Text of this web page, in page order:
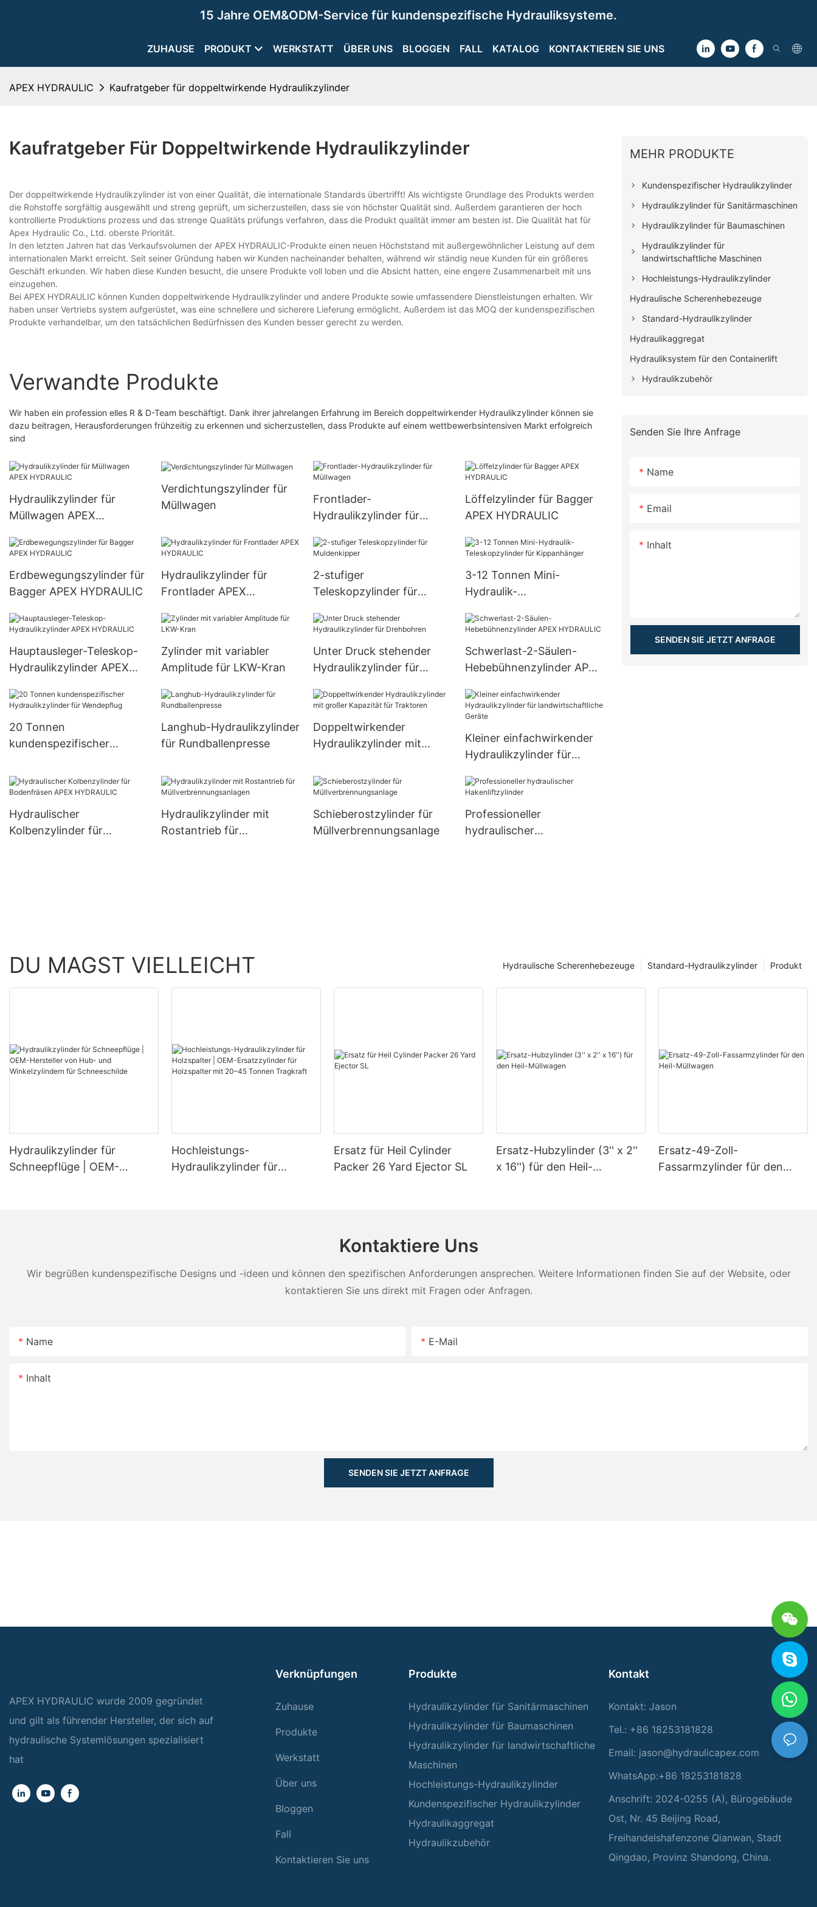
15 Jahre OEM&ODM-Service für kundenspezifische Hydrauliksysteme.
ZUHAUSE PRODUKT WERKSTATT ÜBER UNS BLOGGEN FALL KATALOG KONTAKTIEREN SIE UNS
APEX HYDRAULIC Kaufratgeber für doppeltwirkende Hydraulikzylinder
Kaufratgeber Für Doppeltwirkende Hydraulikzylinder
Der doppeltwirkende Hydraulikzylinder ist von einer Qualität, die internationale Standards übertrifft! Als wichtigste Grundlage des Produkts werden
die Rohstoffe sorgfältig ausgewählt und streng geprüft, um sicherzustellen, dass sie von höchster Qualität sind. Außerdem garantieren der hoch
kontrollierte Produktions prozess und das strenge Qualitäts prüfungs verfahren, dass die Produkt qualität immer am besten ist. Die Qualität hat für
Apex Hydraulic Co., Ltd. oberste Priorität.
In den letzten Jahren hat das Verkaufsvolumen der APEX HYDRAULIC-Produkte einen neuen Höchststand mit außergewöhnlicher Leistung auf dem
internationalen Markt erreicht. Seit seiner Gründung haben wir Kunden nacheinander behalten, während wir ständig neue Kunden für ein größeres
Geschäft erkunden. Wir haben diese Kunden besucht, die unsere Produkte voll loben und die Absicht hatten, eine engere Zusammenarbeit mit uns
einzugehen.
Bei APEX HYDRAULIC können Kunden doppeltwirkende Hydraulikzylinder und andere Produkte sowie umfassendere Dienstleistungen erhalten. Wir
haben unser Vertriebs system aufgerüstet, was eine schnellere und sicherere Lieferung ermöglicht. Außerdem ist das MOQ der kundenspezifischen
Produkte verhandelbar, um den tatsächlichen Bedürfnissen des Kunden besser gerecht zu werden.
Verwandte Produkte
Wir haben ein profession elles R & D-Team beschäftigt. Dank ihrer jahrelangen Erfahrung im Bereich doppeltwirkender Hydraulikzylinder können sie
dazu beitragen, Herausforderungen frühzeitig zu erkennen und sicherzustellen, dass Produkte auf einem wettbewerbsintensiven Markt erfolgreich
sind
Hydraulikzylinder für
Müllwagen APEX
Verdichtungszylinder für
Müllwagen
Frontlader-
Hydraulikzylinder für
Löffelzylinder für Bagger
APEX HYDRAULIC
Erdbewegungszylinder für
Bagger APEX HYDRAULIC
Hydraulikzylinder für
Frontlader APEX
2-stufiger
Teleskopzylinder für
3-12 Tonnen Mini-
Hydraulik-
Kippanhänger
Hauptausleger-Teleskop-
Hydraulikzylinder APEX
Zylinder mit variabler
Amplitude für LKW-Kran
Unter Druck stehender
Hydraulikzylinder für
Schwerlast-2-Säulen-
Hebebühnenzylinder APEX
20 Tonnen
kundenspezifischer
Wendepflug
Langhub-Hydraulikzylinder
für Rundballenpresse
Doppeltwirkender
Hydraulikzylinder mit
Traktoren
Kleiner einfachwirkender
Hydraulikzylinder für
Hydraulischer
Kolbenzylinder für
Hydraulikzylinder mit
Rostantrieb für
Schieberostzylinder für
Müllverbrennungsanlage
Professioneller
hydraulischer
MEHR PRODUKTE
Kundenspezifischer Hydraulikzylinder
Hydraulikzylinder für Sanitärmaschinen
Hydraulikzylinder für Baumaschinen
Hydraulikzylinder für
landwirtschaftliche Maschinen
Hochleistungs-Hydraulikzylinder
Hydraulische Scherenhebezeuge
Standard-Hydraulikzylinder
Hydraulikaggregat
Hydrauliksystem für den Containerlift
Hydraulikzubehör
Senden Sie Ihre Anfrage
Name
Email
Inhalt
SENDEN SIE JETZT ANFRAGE
DU MAGST VIELLEICHT Produkt
Standard-Hydraulikzylinder
Hydraulische Scherenhebezeuge
Hydraulikzylinder für
Schneepflüge | OEM-
Hochleistungs-
Hydraulikzylinder für
Ersatz für Heil Cylinder
Packer 26 Yard Ejector SL
Ersatz-Hubzylinder (3'' x 2''
x 16'') für den Heil-
Ersatz-49-Zoll-
Fassarmzylinder für den
Kontaktiere Uns
Wir begrüßen kundenspezifische Designs und -ideen und können den spezifischen Anforderungen ansprechen. Weitere Informationen finden Sie auf der Website, oder
kontaktieren Sie uns direkt mit Fragen oder Anfragen.
Name E-Mail
Inhalt
SENDEN SIE JETZT ANFRAGE
APEX HYDRAULIC wurde 2009 gegründet
und gilt als führender Hersteller, der sich auf
hydraulische Systemlösungen spezialisiert
hat
Verknüpfungen
Zuhause
Produkte
Werkstatt
Über uns
Bloggen
Fall
Kontaktieren Sie uns
Produkte
Hydraulikzylinder für Sanitärmaschinen
Hydraulikzylinder für Baumaschinen
Hydraulikzylinder für landwirtschaftliche
Maschinen
Hochleistungs-Hydraulikzylinder
Kundenspezifischer Hydraulikzylinder
Hydraulikaggregat
Hydraulikzubehör
Kontakt
Kontakt: Jason
Tel.: +86 18253181828
Email: jason@hydraulicapex.com
WhatsApp:+86 18253181828
Anschrift: 2024-0255 (A), Bürogebäude
Ost, Nr. 45 Beijing Road,
Freihandelshafenzone Qianwan, Stadt
Qingdao, Provinz Shandong, China.